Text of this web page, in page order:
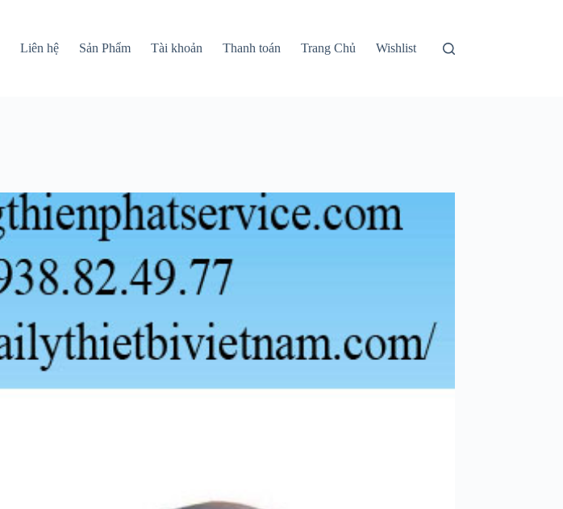
Liên hệ Sản Phẩm Tài khoản Thanh toán Trang Chủ Wishlist